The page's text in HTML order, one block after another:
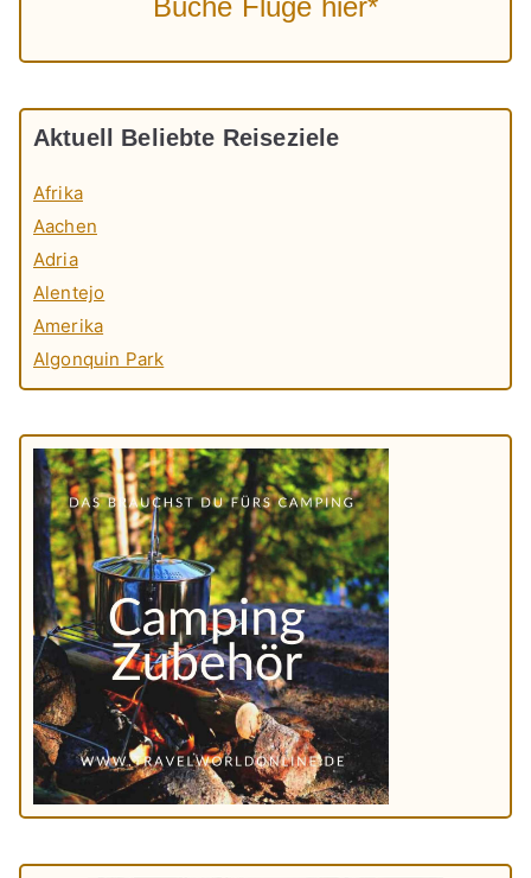
Buche Flüge hier*
Aktuell Beliebte Reiseziele
Afrika
Aachen
Adria
Alentejo
Amerika
Algonquin Park